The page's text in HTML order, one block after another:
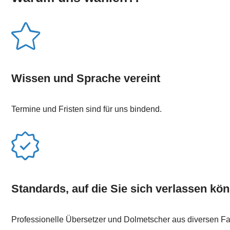
Wissen und Sprache vereint
Termine und Fristen sind für uns bindend.
Standards, auf die Sie sich verlassen
Professionelle Übersetzer und Dolmetscher aus diversen